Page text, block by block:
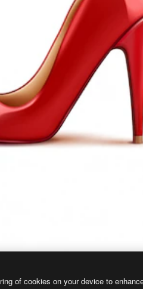
of cookies on your device to